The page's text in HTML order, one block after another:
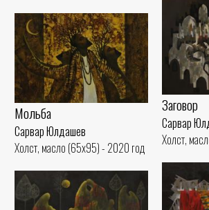
Заговор
Сарвар
Холст,
Мольба
Сарвар Юлдашев
Холст, масло (65x95) - 2020 год